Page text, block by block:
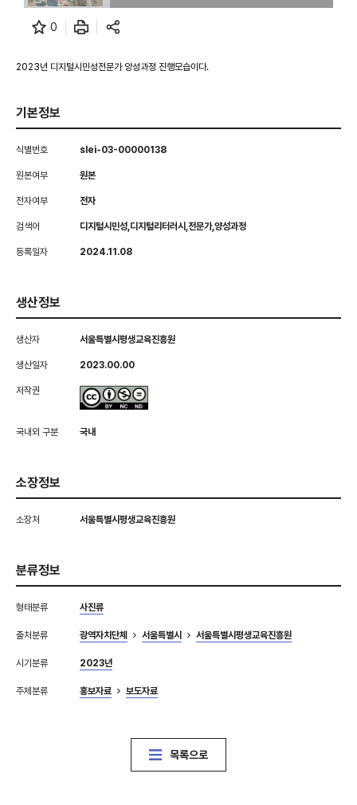
0
2023년 디지털시민성전문가 양성과정 진행모습이다.
기본정보
식별번호 slei-03-00000138
원본여부 원본
전자여부 전자
검색어 디지털시민성,디지털리터러시,전문가,양성과정
등록일자 2024.11.08
생산정보
생산자 서울특별시평생교육진흥원
생산일자 2023.00.00
저작권
국내외 구분 국내
소장정보
소장처 서울특별시평생교육진흥원
분류정보
형태분류 사진류
출처분류 광역자치단체 서울특별시 서울특별시평생교육진흥원
시기분류 2023년
주제분류 홍보자료 보도자료
목록으로